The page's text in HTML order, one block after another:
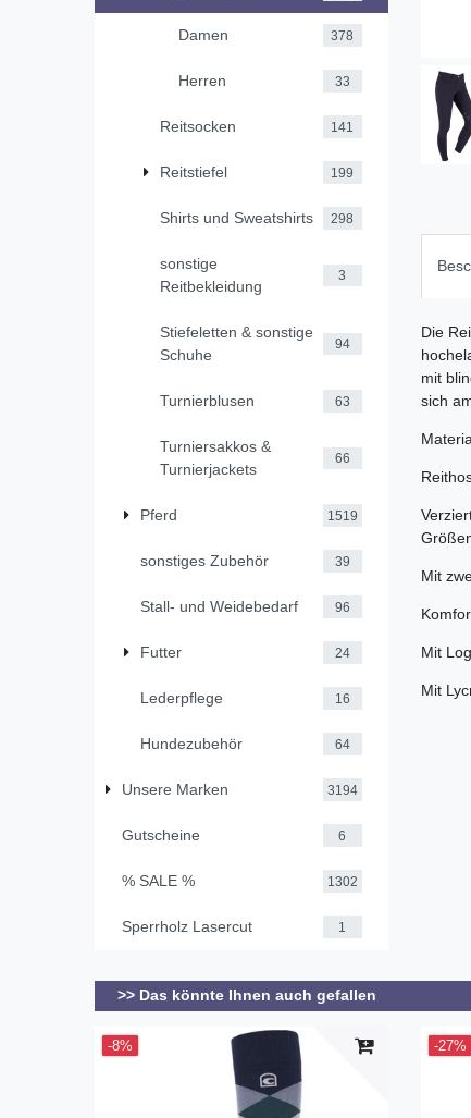
Damen 378
Herren 33
Reitsocken 141
Reitstiefel 199
Shirts und Sweatshirts 298
sonstige
Reitbekleidung
3
Stiefeletten & sonstige
Schuhe
94
Turnierblusen 63
Turniersakkos &
Turnierjackets
66
Pferd 1519
sonstiges Zubehör 39
Stall- und Weidebedarf 96
Futter 24
Lederpflege 16
Hundezubehör 64
Unsere Marken 3194
Gutscheine 6
% SALE % 1302
Sperrholz Lasercut 1
Die
mit
sich
Mit
Mit
Mit
>> Das könnte Ihnen auch gefallen
-8% -27%